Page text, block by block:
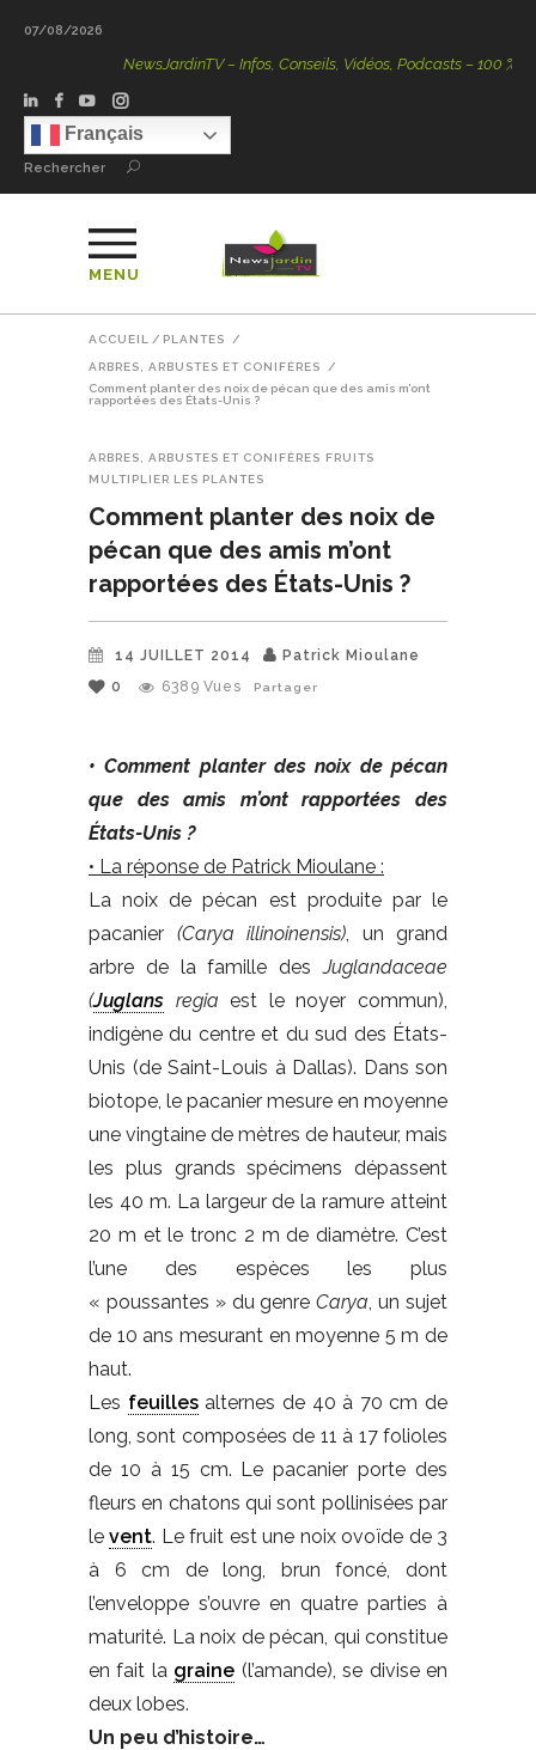
07/08/2026
NewsJardinTV – Infos, Conseils, Vidéos, Podcasts – 100 % Nature
Français
Rechercher
MENU
ACCUEIL / PLANTES /
ARBRES, ARBUSTES ET CONIFÈRES
/
Comment planter des noix de pécan que des amis m’ont
rapportées des États-Unis ?
ARBRES, ARBUSTES ET CONIFÈRES FRUITS
MULTIPLIER LES PLANTES
Comment planter des noix de
pécan que des amis m’ont
rapportées des États-Unis ?
14 JUILLET 2014
Patrick Mioulane
0
6389 Vues Partager
• Comment planter des noix de pécan
que des amis m’ont rapportées des
États-Unis ?
• La réponse de Patrick Mioulane :
La noix de pécan est produite par le
pacanier (Carya illinoinensis) , un grand
arbre de la famille desJuglandaceae
(Juglans regia est le noyer commun),
indigène du centre et du sud des États-
Unis (de Saint-Louis à Dallas). Dans son
biotope, le pacanier mesure en moyenne
une vingtaine de mètres de hauteur, mais
les plus grands spécimens dépassent
les 40 m. La largeur de la ramure atteint
20 m et le tronc 2 m de diamètre. C’est
l’une des espèces les plus
« poussantes » du genreCarya , un sujet
de 10 ans mesurant en moyenne 5 m de
haut.
Les feuillesalternes de 40 à 70 cm de
long, sont composées de 11 à 17 folioles
de 10 à 15 cm. Le pacanier porte des
fleurs en chatons qui sont pollinisées par
levent. Le fruit est une noix ovoïde de 3
à 6 cm de long, brun foncé, dont
l’enveloppe s’ouvre en quatre parties à
maturité. La noix de pécan, qui constitue
en fait la graine (l’amande), se divise en
deux lobes.
Un peu d’histoire…